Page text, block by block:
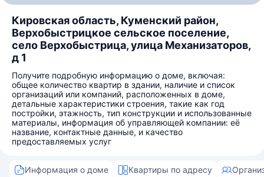
Кировская область, Куменский район,
Верхобыстрицкое сельское поселение,
село Верхобыстрица, улица Механизаторов,
д 1
Получите подробную информацию о доме, включая:
общее количество квартир в здании, наличие и список
организаций или компаний, расположенных в доме,
детальные характеристики строения, такие как год
постройки, этажность, тип конструкции и использованные
материалы, информация об управляющей компании: её
название, контактные данные, и качество
предоставляемых услуг
Информация о доме Квартиры по адресу